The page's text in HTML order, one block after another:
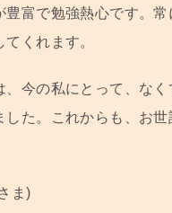
豊富で勉強熱心です。常
くれます。
、今の私にとって、な
した。これからも、お世
ま)